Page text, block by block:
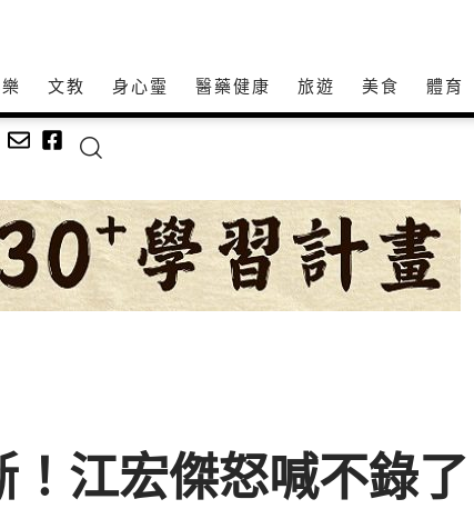
文教 身心𩆜 醫藥健康 旅遊 美食 體育
！江宏傑怒喊不錄了